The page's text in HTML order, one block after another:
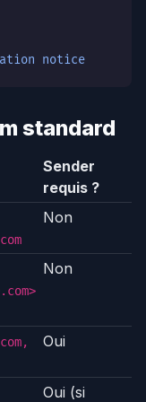
notice
standard
Sender
requis ?
Non
Non
Oui
Oui (si